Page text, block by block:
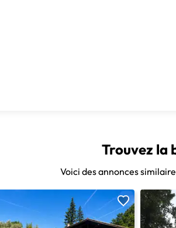
Trouvez la
Voici des annonces